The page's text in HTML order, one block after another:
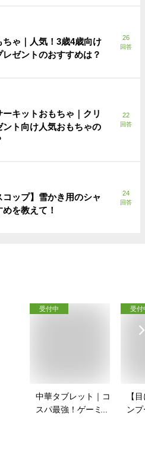
ちゃ｜人気！3歳4歳向け
ゼントのおすすめは？
26
回答
ーキットおもちゃ｜クリ
ント向け人気おもちゃの
22
回答
コップ】雪かき用のシャ
を教えて！
24
回答
受付中
中華タブレット｜コ
スパ最強！ゲーミン
受付
【
ン